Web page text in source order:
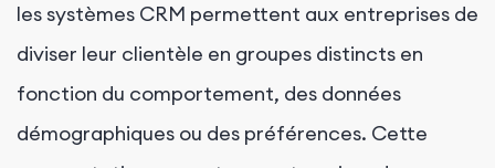
les systèmes CRM permettent aux entreprises de
diviser leur clientèle en groupes distincts en
fonction du comportement, des données
démographiques ou des préférences. Cette